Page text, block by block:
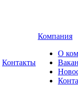
Контакты
Компания
О